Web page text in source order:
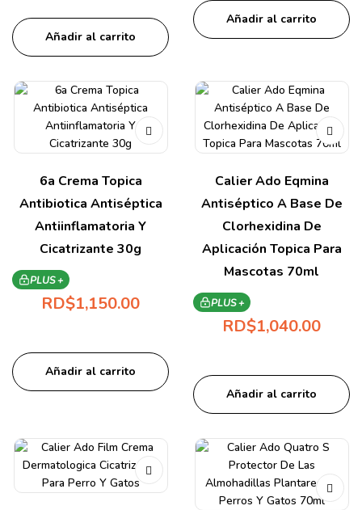
Añadir al carrito
Añadir al carrito
6a Crema Topica
Antibiotica Antiséptica
Antiinflamatoria Y
Cicatrizante 30g
PLUS +
RD$1,150.00
Añadir al carrito
Calier Ado Eqmina
Antiséptico A Base De
Clorhexidina De
Aplicación Topica Para
Mascotas 70ml
PLUS +
RD$1,040.00
Añadir al carrito